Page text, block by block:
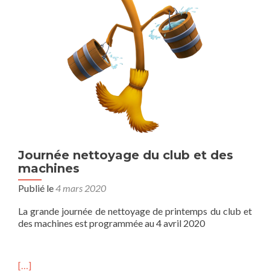
Journée nettoyage du club et des
machines
Publié le4 mars 2020
La grande journée de nettoyage de printemps du club et
des machines est programmée au 4 avril 2020
[…]